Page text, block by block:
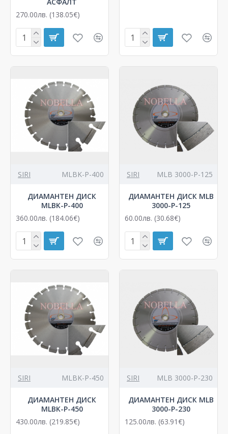
270.00лв. (138.05€)
SIRI MLBK-P-400
ДИАМАНТЕН ДИСК
MLBK-P-400
360.00лв. (184.06€)
SIRI MLB 3000-P-125
ДИАМАНТЕН ДИСК MLB
3000-P-125
60.00лв. (30.68€)
SIRI MLBK-P-450
ДИАМАНТЕН ДИСК
MLBK-P-450
430.00лв. (219.85€)
SIRI MLB 3000-P-230
ДИАМАНТЕН ДИСК MLB
3000-P-230
125.00лв. (63.91€)